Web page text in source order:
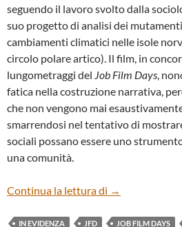
seguendo il lavoro svolto dalla
suo progetto di analisi dei
cambiamenti climatici nelle isole
circolo polare artico). Il film, in
lungometraggi del Job Film Days,
fatica nella costruzione narrativa,
che non vengono mai
smarrendosi nel tentativo di
sociali possano essere uno
una comunità.
Continua la lettura di “THE
→
IN EVIDENZA JFD JOB FILM DAYS